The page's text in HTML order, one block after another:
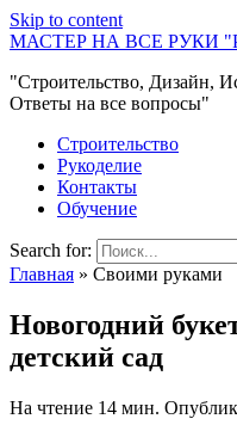
Skip to content
МАСТЕР НА ВСЕ РУКИ
"Строительство, Дизайн,
Ответы на все вопросы"
Строительство
Рукоделие
Контакты
Обучение
Search for:
Главная » Своими руками
Новогодний
детский сад
На чтение 14 мин.